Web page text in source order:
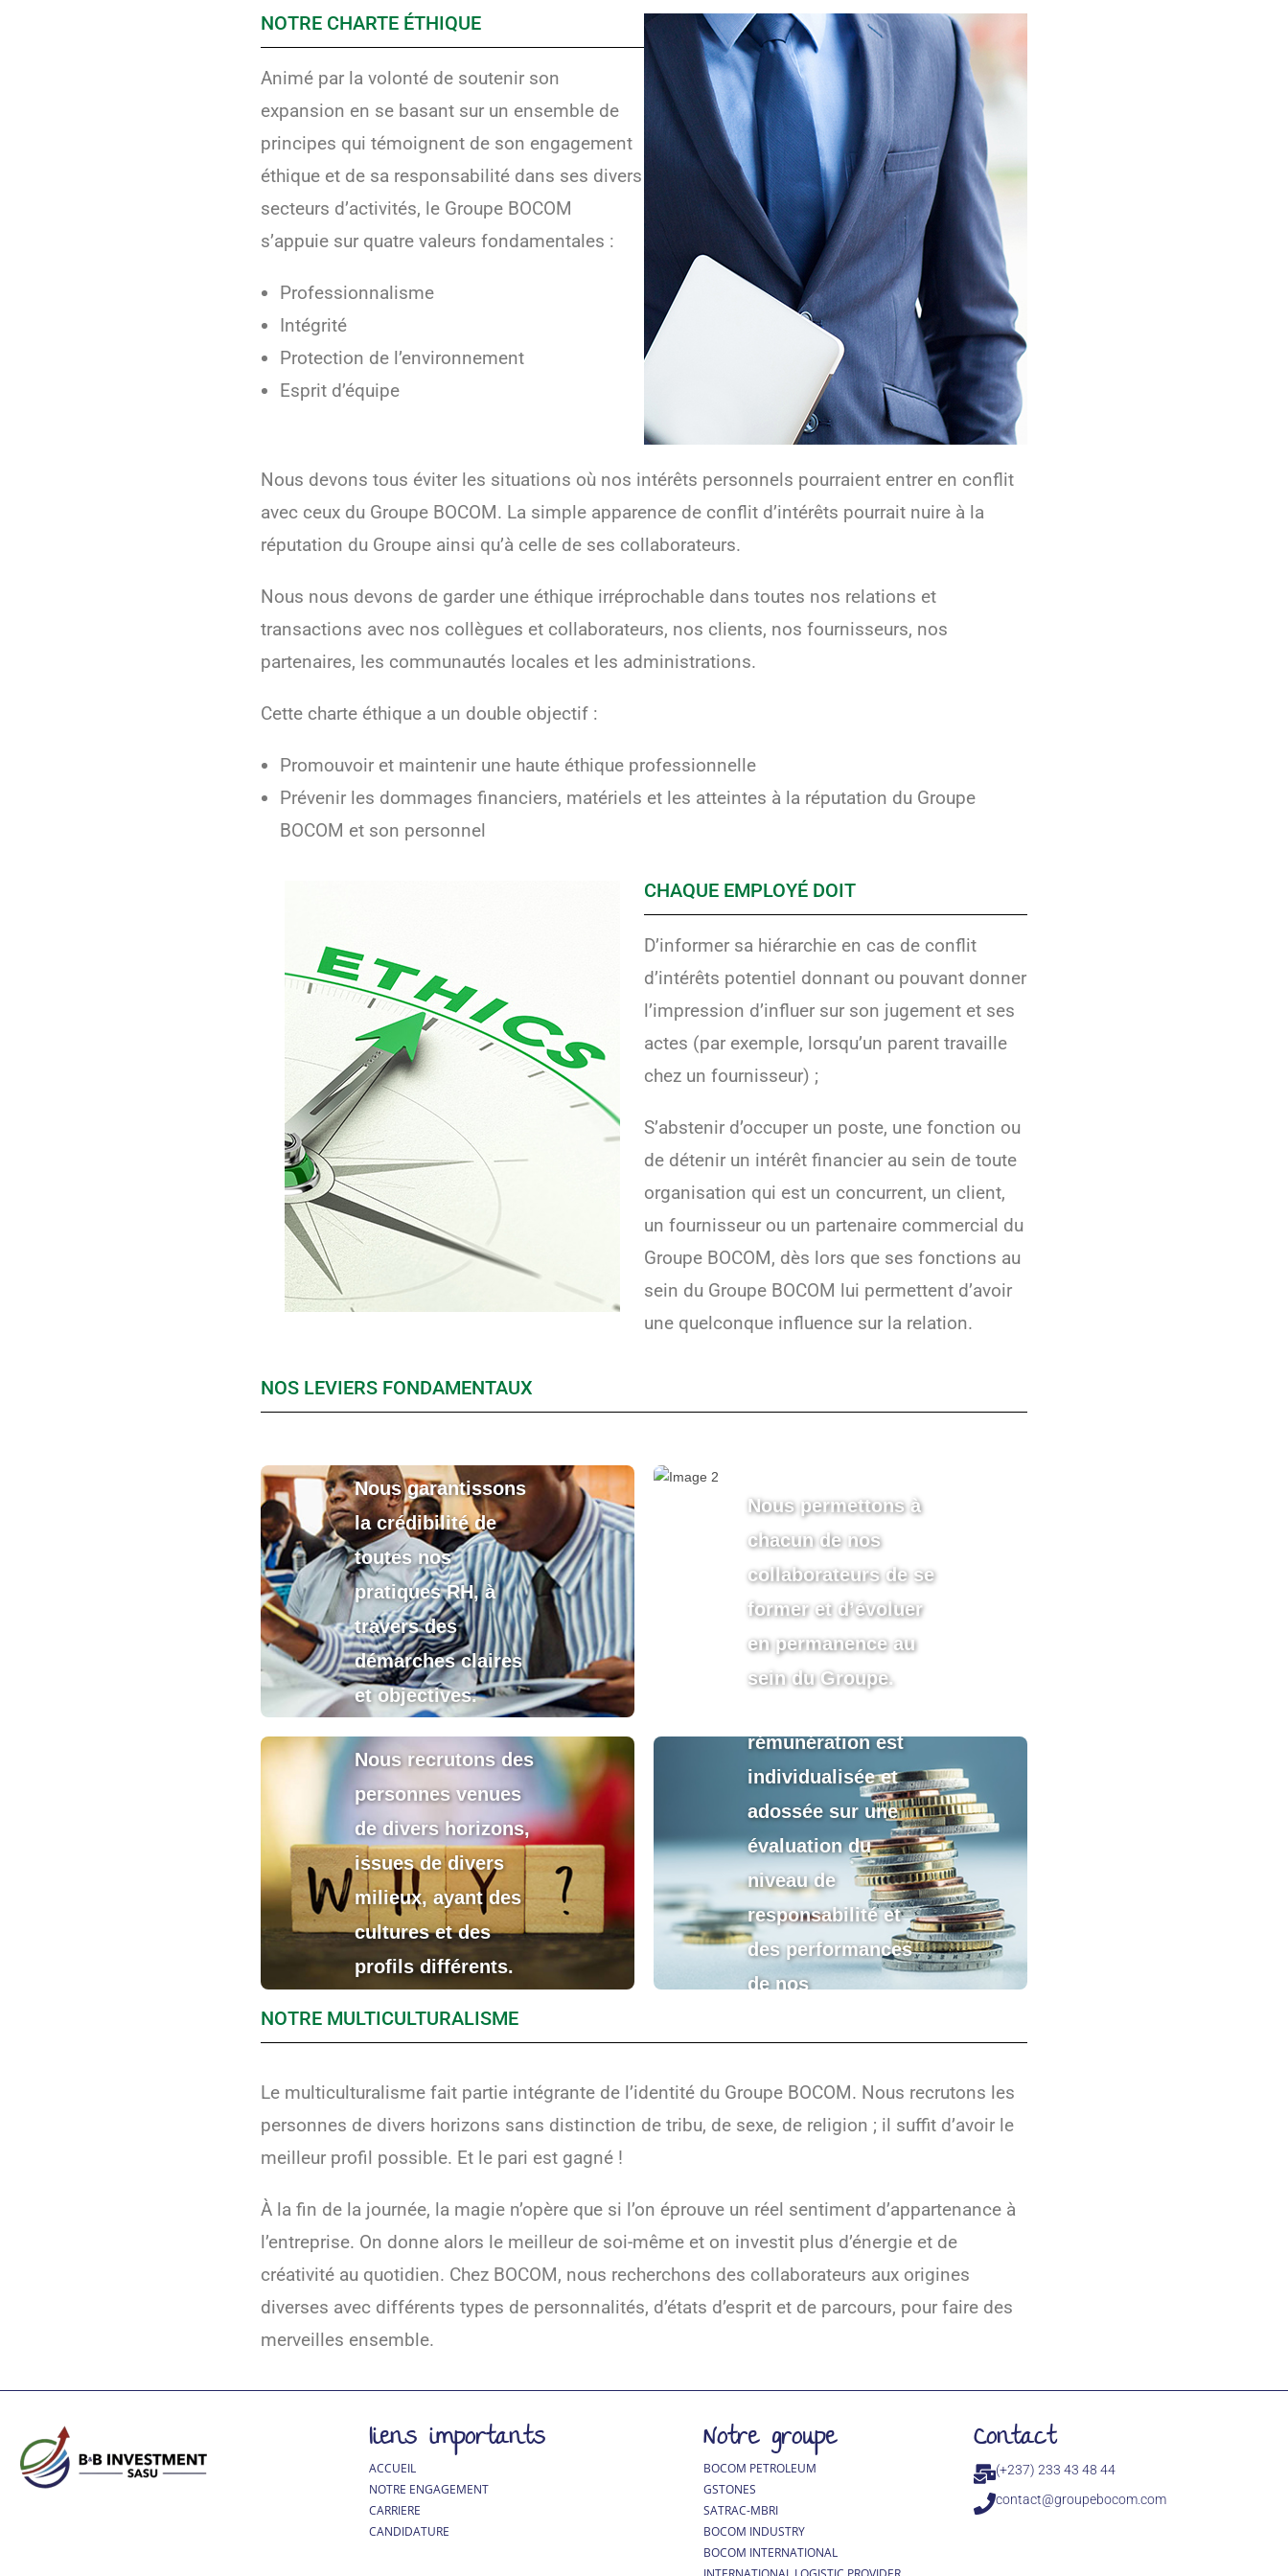
NOTRE CHARTE ÉTHIQUE
Animé par la volonté de soutenir son
expansion en se basant sur un ensemble de
principes qui témoignent de son engagement
éthique et de sa responsabilité dans ses divers
secteurs d’activités, le Groupe BOCOM
s’appuie sur quatre valeurs fondamentales :
Professionnalisme
Intégrité
Protection de l’environnement
Esprit d’équipe
Nous devons tous éviter les situations où nos intérêts personnels pourraient entrer en conflit
avec ceux du Groupe BOCOM. La simple apparence de conflit d’intérêts pourrait nuire à la
réputation du Groupe ainsi qu’à celle de ses collaborateurs.
Nous nous devons de garder une éthique irréprochable dans toutes nos relations et
transactions avec nos collègues et collaborateurs, nos clients, nos fournisseurs, nos
partenaires, les communautés locales et les administrations.
Cette charte éthique a un double objectif :
Promouvoir et maintenir une haute éthique professionnelle
Prévenir les dommages financiers, matériels et les atteintes à la réputation du Groupe
BOCOM et son personnel
CHAQUE EMPLOYÉ DOIT
D’informer sa hiérarchie en cas de conflit
d’intérêts potentiel donnant ou pouvant donner
l’impression d’influer sur son jugement et ses
actes (par exemple, lorsqu’un parent travaille
chez un fournisseur) ;
S’abstenir d’occuper un poste, une fonction ou
de détenir un intérêt financier au sein de toute
organisation qui est un concurrent, un client,
un fournisseur ou un partenaire commercial du
Groupe BOCOM, dès lors que ses fonctions au
sein du Groupe BOCOM lui permettent d’avoir
une quelconque influence sur la relation.
NOS LEVIERS FONDAMENTAUX
Nous garantissons
la crédibilité de
toutes nos
pratiques RH, à
travers des
démarches claires
et objectives.
Nous permettons à
chacun de nos
collaborateurs de se
former et d’évoluer
en permanence au
sein du Groupe.
Nous recrutons des
personnes venues
de divers horizons,
issues de divers
milieux, ayant des
cultures et des
profils différents.
rémunération est
individualisée et
adossée sur une
évaluation du
niveau de
responsabilité et
des performances
de nos
NOTRE MULTICULTURALISME
Le multiculturalisme fait partie intégrante de l’identité du Groupe BOCOM. Nous recrutons les
personnes de divers horizons sans distinction de tribu, de sexe, de religion ; il suffit d’avoir le
meilleur profil possible. Et le pari est gagné !
À la fin de la journée, la magie n’opère que si l’on éprouve un réel sentiment d’appartenance à
l’entreprise. On donne alors le meilleur de soi-même et on investit plus d’énergie et de
créativité au quotidien. Chez BOCOM, nous recherchons des collaborateurs aux origines
diverses avec différents types de personnalités, d’états d’esprit et de parcours, pour faire des
merveilles ensemble.
liens importants
ACCUEIL
NOTRE ENGAGEMENT
CARRIERE
CANDIDATURE
Notre groupe
BOCOM PETROLEUM
GSTONES
SATRAC-MBRI
BOCOM INDUSTRY
BOCOM INTERNATIONAL
Contact
(+237) 233 43 48 44
contact@groupebocom.com